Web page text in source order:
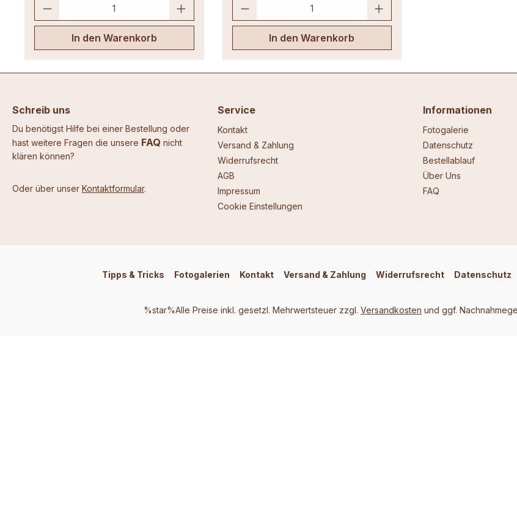
In den Warenkorb In den Warenkorb
Schreib uns
Du benötigst Hilfe bei einer Bestellung oder
hast weitere Fragen die unsere FAQ nicht
klären können?
Oder über unser Kontaktformular.
Service
Kontakt
Versand & Zahlung
Widerrufsrecht
AGB
Impressum
Cookie Einstellungen
Informationen
Fotogalerie
Datenschutz
Bestellablauf
Über Uns
FAQ
Tipps & Tricks Fotogalerien Kontakt Versand & Zahlung Widerrufsrecht Datenschutz
%star%Alle Preise inkl. gesetzl. Mehrwertsteuer zzgl. Versandkosten und ggf.